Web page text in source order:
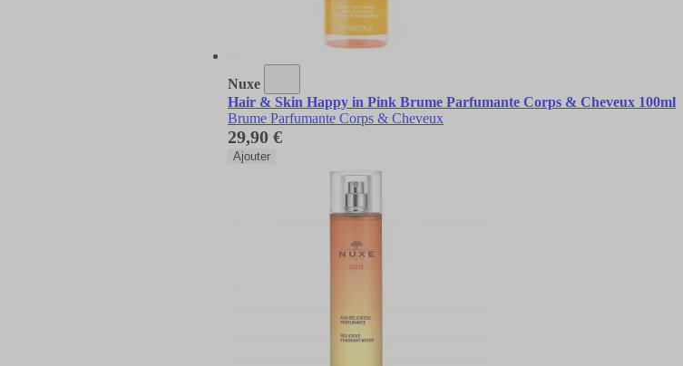
Nuxe
Hair & Skin Happy in Pink Brume Parfumante Corps & Cheveux 100ml
Brume Parfumante Corps & Cheveux
29,90 €
Ajouter